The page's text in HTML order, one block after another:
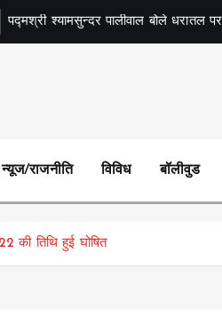
पद्मश्री श्यामसुन्दर पालीवाल बोले धरातल
राजनीति विविध बॉलीवुड
की तिथि हुई घोषित